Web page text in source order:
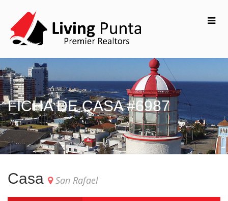
FICHA DE CASA #6987
Casa San Rafael